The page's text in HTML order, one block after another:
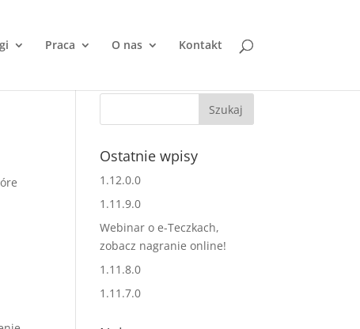
Praca O nas Kontakt
Ostatnie wpisy
1.12.0.0
1.11.9.0
Webinar o e-Teczkach,
zobacz nagranie online!
1.11.8.0
1.11.7.0